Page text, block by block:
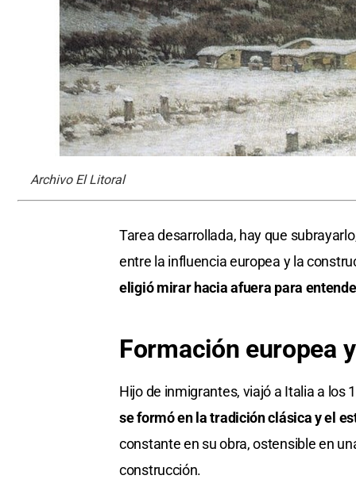
Archivo El Litoral
Tarea desarrollada, hay que
entre la influencia europea y la
eligió mirar hacia afuera para
Formación europea
Hijo de inmigrantes, viajó a Italia a los
se formó en la tradición clásica y el
constante en su obra, ostensible en
construcción.